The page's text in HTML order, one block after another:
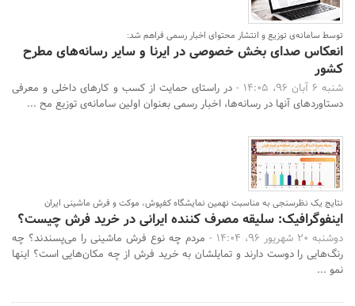
توسط سامانه‌ی توزیع و انتشار محتوای اخبار رسمی فراهم شد:
انعکاس صدای بخش خصوصی در ایرنا و سایر رسانه‌‌های مطرح
کشور
شنبه 6 آبان 96، 14:05 -
در راستای حمایت از کسب و کارهای داخلی و معرفی
دستاوردهای آنها در رسانه‌ها، اخبار رسمی بعنوان اولین سامانه‌ی توزیع مح ...
نتایج یک نظرسنجی به مناسبت نهمین نمایشگاه کفپوش، موکت و فرش ماشینی ایران
اینفوگرافیک: سلیقه مصرف کننده ایرانی در خرید فرش چیست؟
دوشنبه 20 شهریور 96، 14:04 -
مردم چه نوع فرش ماشینی را می‌پسندند؟ چه
رنگ‌هایی را دوست دارند و تمایلشان به خرید فرش از چه مکان‌هایی است؟ اینها
نمو ...